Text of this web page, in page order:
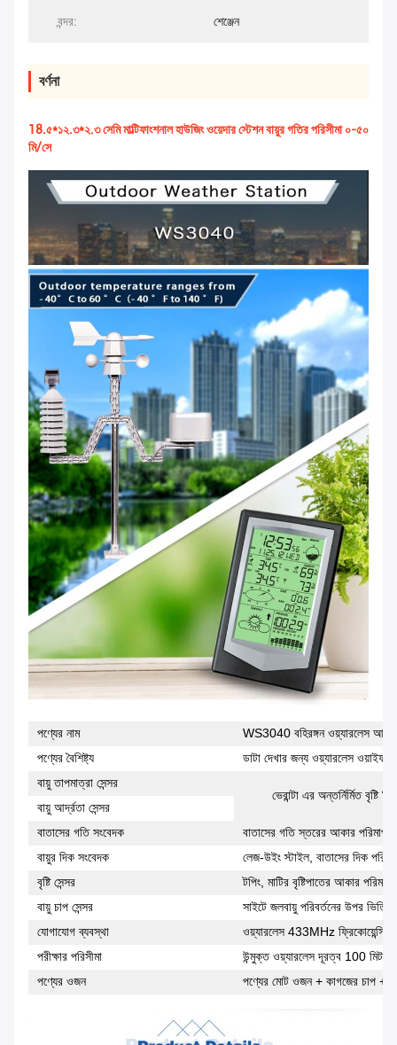
বন্দর: শেঞ্জেন
বর্ণনা
18.৫*১২.৩*২.৩ সেমি মাল্টিফাংশনাল হাউজিং ওয়েদার স্টেশন বায়ুর গতির পরিসীমা ০-৫০
মি/সে
পণ্যের নাম
WS3040 বহিরঙ্গন ওয়্যারলেস
পণ্যের বৈশিষ্ট্য
ডাটা দেখার জন্য ওয়্যারলেস
বায়ু তাপমাত্রা সেন্সর
ভেরান্টা এর অন্তর্নির্মিত বৃষ্টি
বায়ু আর্দ্রতা সেন্সর
বাতাসের গতি সংবেদক
বাতাসের গতি স্তরের আকার পরিমাপ
বায়ুর দিক সংবেদক
লেজ-উইং স্টাইল, বাতাসের দিক
বৃষ্টি সেন্সর
টপিং, মাটির বৃষ্টিপাতের আকার পরিমাপ
বায়ু চাপ সেন্সর
সাইটে জলবায়ু পরিবর্তনের উপর
যোগাযোগ ব্যবস্থা
ওয়্যারলেস 433MHz ফ্রিকোয়েন্সি
পরীক্ষার পরিসীমা
উন্মুক্ত ওয়্যারলেস দূরত্ব 100
পণ্যের ওজন
পণ্যের মোট ওজন + কাগজের চাপ +